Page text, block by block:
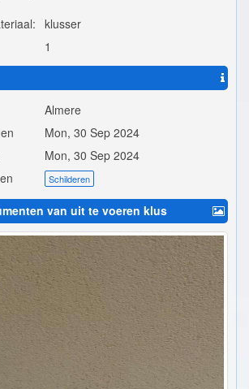
klusser
1
Almere
Mon, 30 Sep 2024
Mon, 30 Sep 2024
Schilderen
van uit te voeren klus